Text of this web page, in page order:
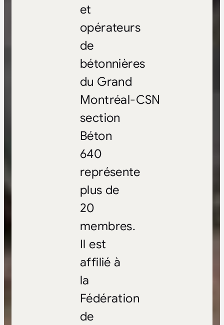
et
opérateurs
de
bétonnières
du Grand
Montréal‑CSN
section
Béton
640
représente
plus de
20
membres.
Il est
affilié à
la
Fédération
de